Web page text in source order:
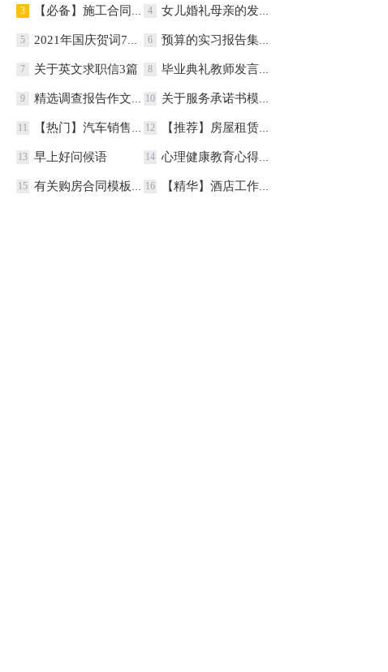
3 【必备】施工合同集锦9篇 4 女儿婚礼母亲的发言稿
5 2021年国庆贺词75条 6 预算的实习报告集锦5篇
7 关于英文求职信3篇 8 毕业典礼教师发言稿
9 精选调查报告作文3篇 10 关于服务承诺书模板锦集10篇
11 【热门】汽车销售合同3篇 12 【推荐】房屋租赁合同集锦五篇
13 早上好问候语 14 心理健康教育心得体会
15 有关购房合同模板集合八篇 16 【精华】酒店工作总结范文汇编10篇